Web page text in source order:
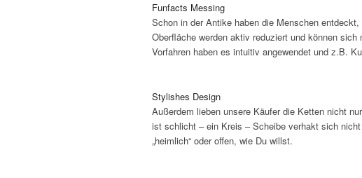
Funfacts Messing
Schon in der Antike haben die Menschen
Oberfläche werden aktiv reduziert und können
Vorfahren haben es intuitiv angewendet und z.B.
Stylishes Design
Außerdem lieben unsere Käufer die Ketten nicht
ist schlicht – ein Kreis – Scheibe verhakt sich
„heimlich“ oder offen, wie Du willst.